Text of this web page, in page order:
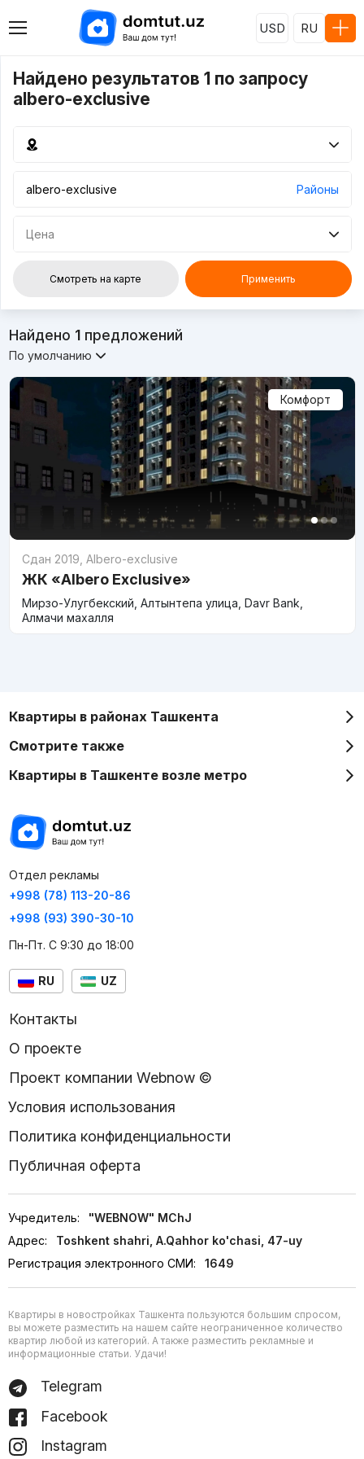
USD RU
Найдено результатов 1 по запросу
albero-exclusive
Районы
Цена
Смотреть на карте Применить
Найдено 1предложений
По умолчанию
Комфорт
Сдан 2019 Albero-exclusive
ЖК «Albero Exclusive»
Мирзо-Улугбекский, Алтынтепа улица, Davr Bank,
Алмачи махалля
Квартиры в районах Ташкента
Смотрите также
Квартиры в Ташкенте возле метро
Отдел рекламы
+998 (78) 113-20-86
+998 (93) 390-30-10
Пн-Пт. С 9:30 до 18:00
RU UZ
Контакты
О проекте
Проект компании Webnow ©
Условия использования
Политика конфиденциальности
Публичная оферта
Учредитель:
"WEBNOW" MChJ
Адрес:
Toshkent shahri, A.Qahhor ko'chasi, 47-uy
Регистрация электронного СМИ:
1649
Квартиры в новостройках Ташкента пользуются большим спросом,
вы можете разместить на нашем сайте неограниченное количество
квартир любой из категорий. А также разместить рекламные и
информационные статьи. Удачи!
Telegram
Facebook
Instagram